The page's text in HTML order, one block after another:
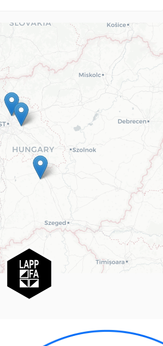
azonosító száma: AA5849163